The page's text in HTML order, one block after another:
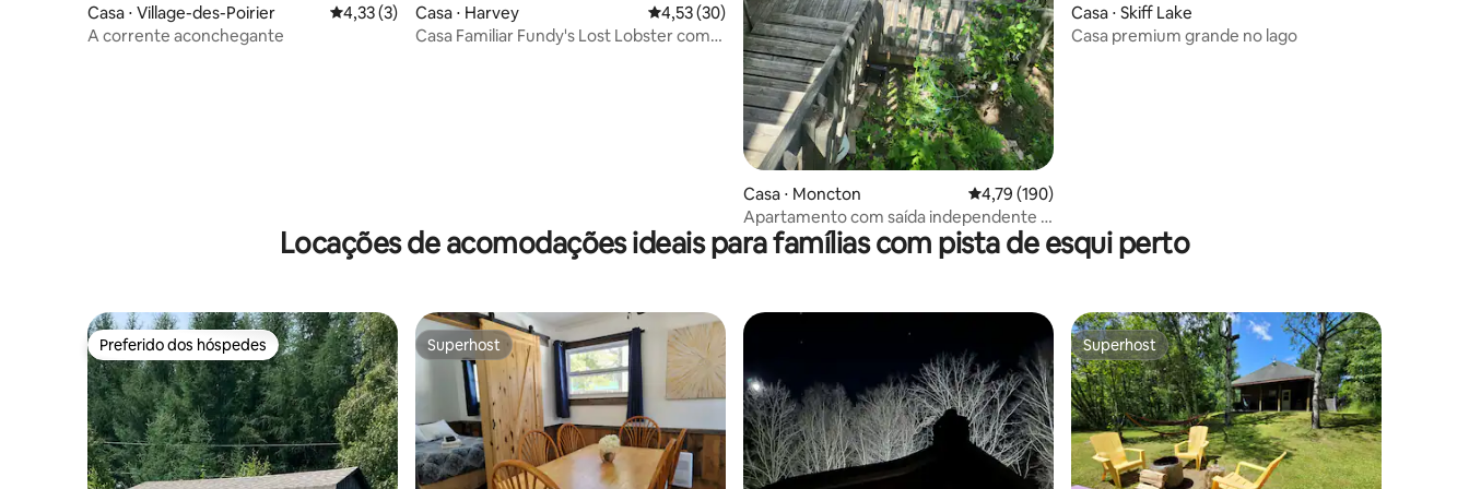
Casa ⋅ Village-des-Poirier 4,33 de uma avaliação média de 5, 3 avaliações
4,33 (3)
A corrente aconchegante
Casa ⋅ Harvey 4,53 de uma avaliação média de 5, 30 avaliações
4,53 (30)
Casa Familiar Fundy's Lost Lobster com
Casa ⋅ Moncton 4,79 de uma avaliação média de 5, 190 avaliações
4,79 (190)
Apartamento com saída independente e
vista para o belo parque
Casa ⋅ Skiff Lake
Casa premium grande no lago
Locações de acomodações ideais para famílias com pista de esqui perto
Preferido dos hóspedes
Preferido dos hóspedes Superhost
Superhost Superhost
Superhost